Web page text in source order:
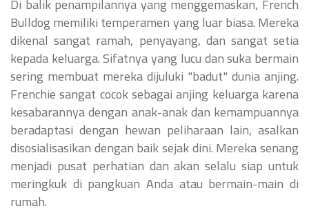
Bulldog memiliki temperamen yang luar biasa. Mereka
dikenal sangat ramah, penyayang, dan sangat setia
kepada keluarga. Sifatnya yang lucu dan suka bermain
sering membuat mereka dijuluki "badut" dunia anjing.
Frenchie sangat cocok sebagai anjing keluarga karena
kesabarannya dengan anak-anak dan kemampuannya
beradaptasi dengan hewan peliharaan lain, asalkan
disosialisasikan dengan baik sejak dini. Mereka senang
menjadi pusat perhatian dan akan selalu siap untuk
meringkuk di pangkuan Anda atau bermain-main di
rumah.